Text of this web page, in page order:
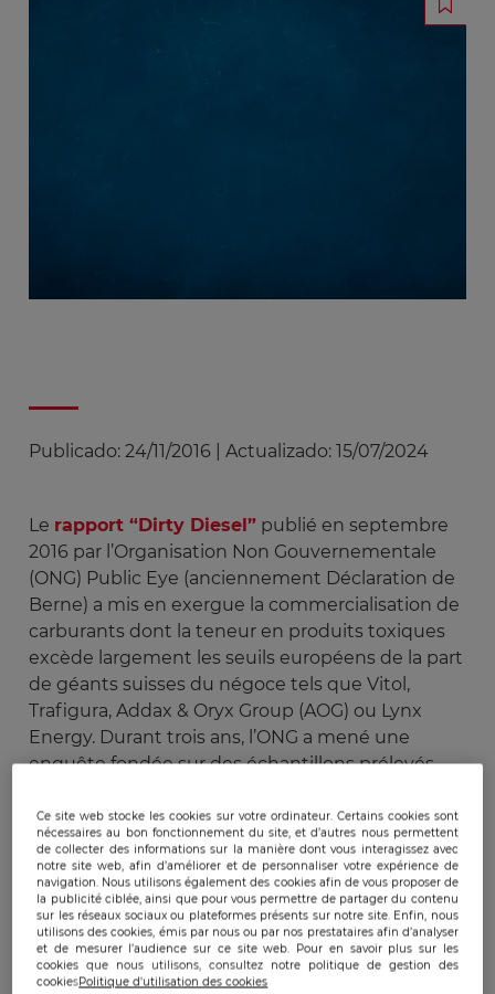
Publicado: 24/11/2016 Actualizado: 15/07/2024
Le rapport “Dirty Diesel” publié en septembre
2016 par l’Organisation Non Gouvernementale
(ONG) Public Eye (anciennement Déclaration de
Berne) a mis en exergue la commercialisation de
carburants dont la teneur en produits toxiques
excède largement les seuils européens de la part
de géants suisses du négoce tels que Vitol,
Trafigura, Addax & Oryx Group (AOG) ou Lynx
Energy. Durant trois ans, l’ONG a mené une
enquête fondée sur des échantillons prélevés
pays d’Afrique : Angola, République du Congo,
Ghana, Côte d’Ivoire, Zambie, Mali, Sénégal,
Bénin.
Le constat est sans appel: au Mali par exemple,
la teneur en soufre des carburants vendus à la
pompe est de 3780 parties par millions (ppm),
c’est 378 fois plus élevé que le seuil fixé par les
Ce site web stocke les cookies sur votre ordinateur. Certains cookies sont
nécessaires au bon fonctionnement du site, et d’autres nous permettent
de collecter des informations sur la manière dont vous interagissez avec
notre site web, afin d’améliorer et de personnaliser votre expérience de
navigation. Nous utilisons également des cookies afin de vous proposer de
la publicité ciblée, ainsi que pour vous permettre de partager du contenu
sur les réseaux sociaux ou plateformes présents sur notre site. Enfin, nous
utilisons des cookies, émis par nous ou par nos prestataires afin d’analyser
et de mesurer l’audience sur ce site web. Pour en savoir plus sur les
cookies que nous utilisons, consultez notre politique de gestion des
cookiesPolitique d'utilisation des cookies